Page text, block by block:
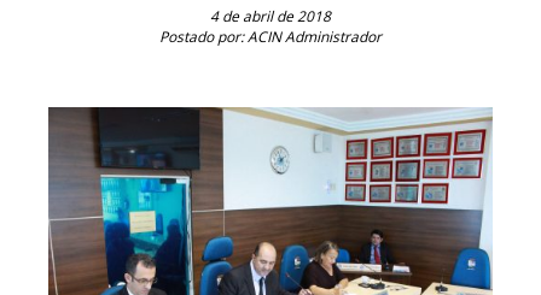
4 de abril de 2018
Postado por: ACIN Administrador